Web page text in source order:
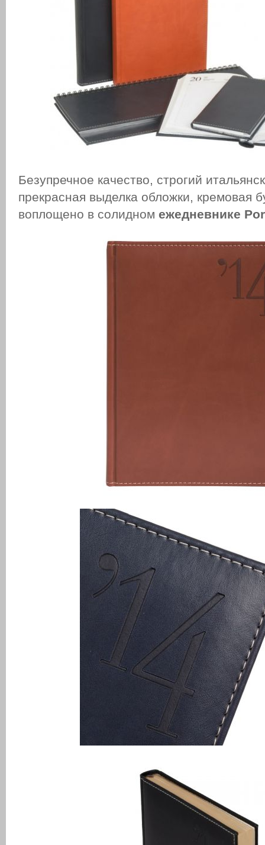
Безупречное качество, строгий
прекрасная выделка обложки, кремовая
воплощено в солидном ежедневнике